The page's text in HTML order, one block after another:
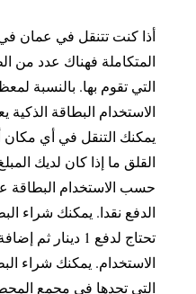
أذا كنت تتنقل في
المتكاملة فهناك عدد من
التي تقوم بها. بالنسبة
الاستخدام البطاقة الذكية
يمكنك التنقل في أي مكان
القلق ما إذا كان لديك
حسب الاستخدام
الدفع نقدا. يمكنك شراء
تحتاج لدفع 1
الاستخدام. يمكنك شراء
التي تجدها في مجمع